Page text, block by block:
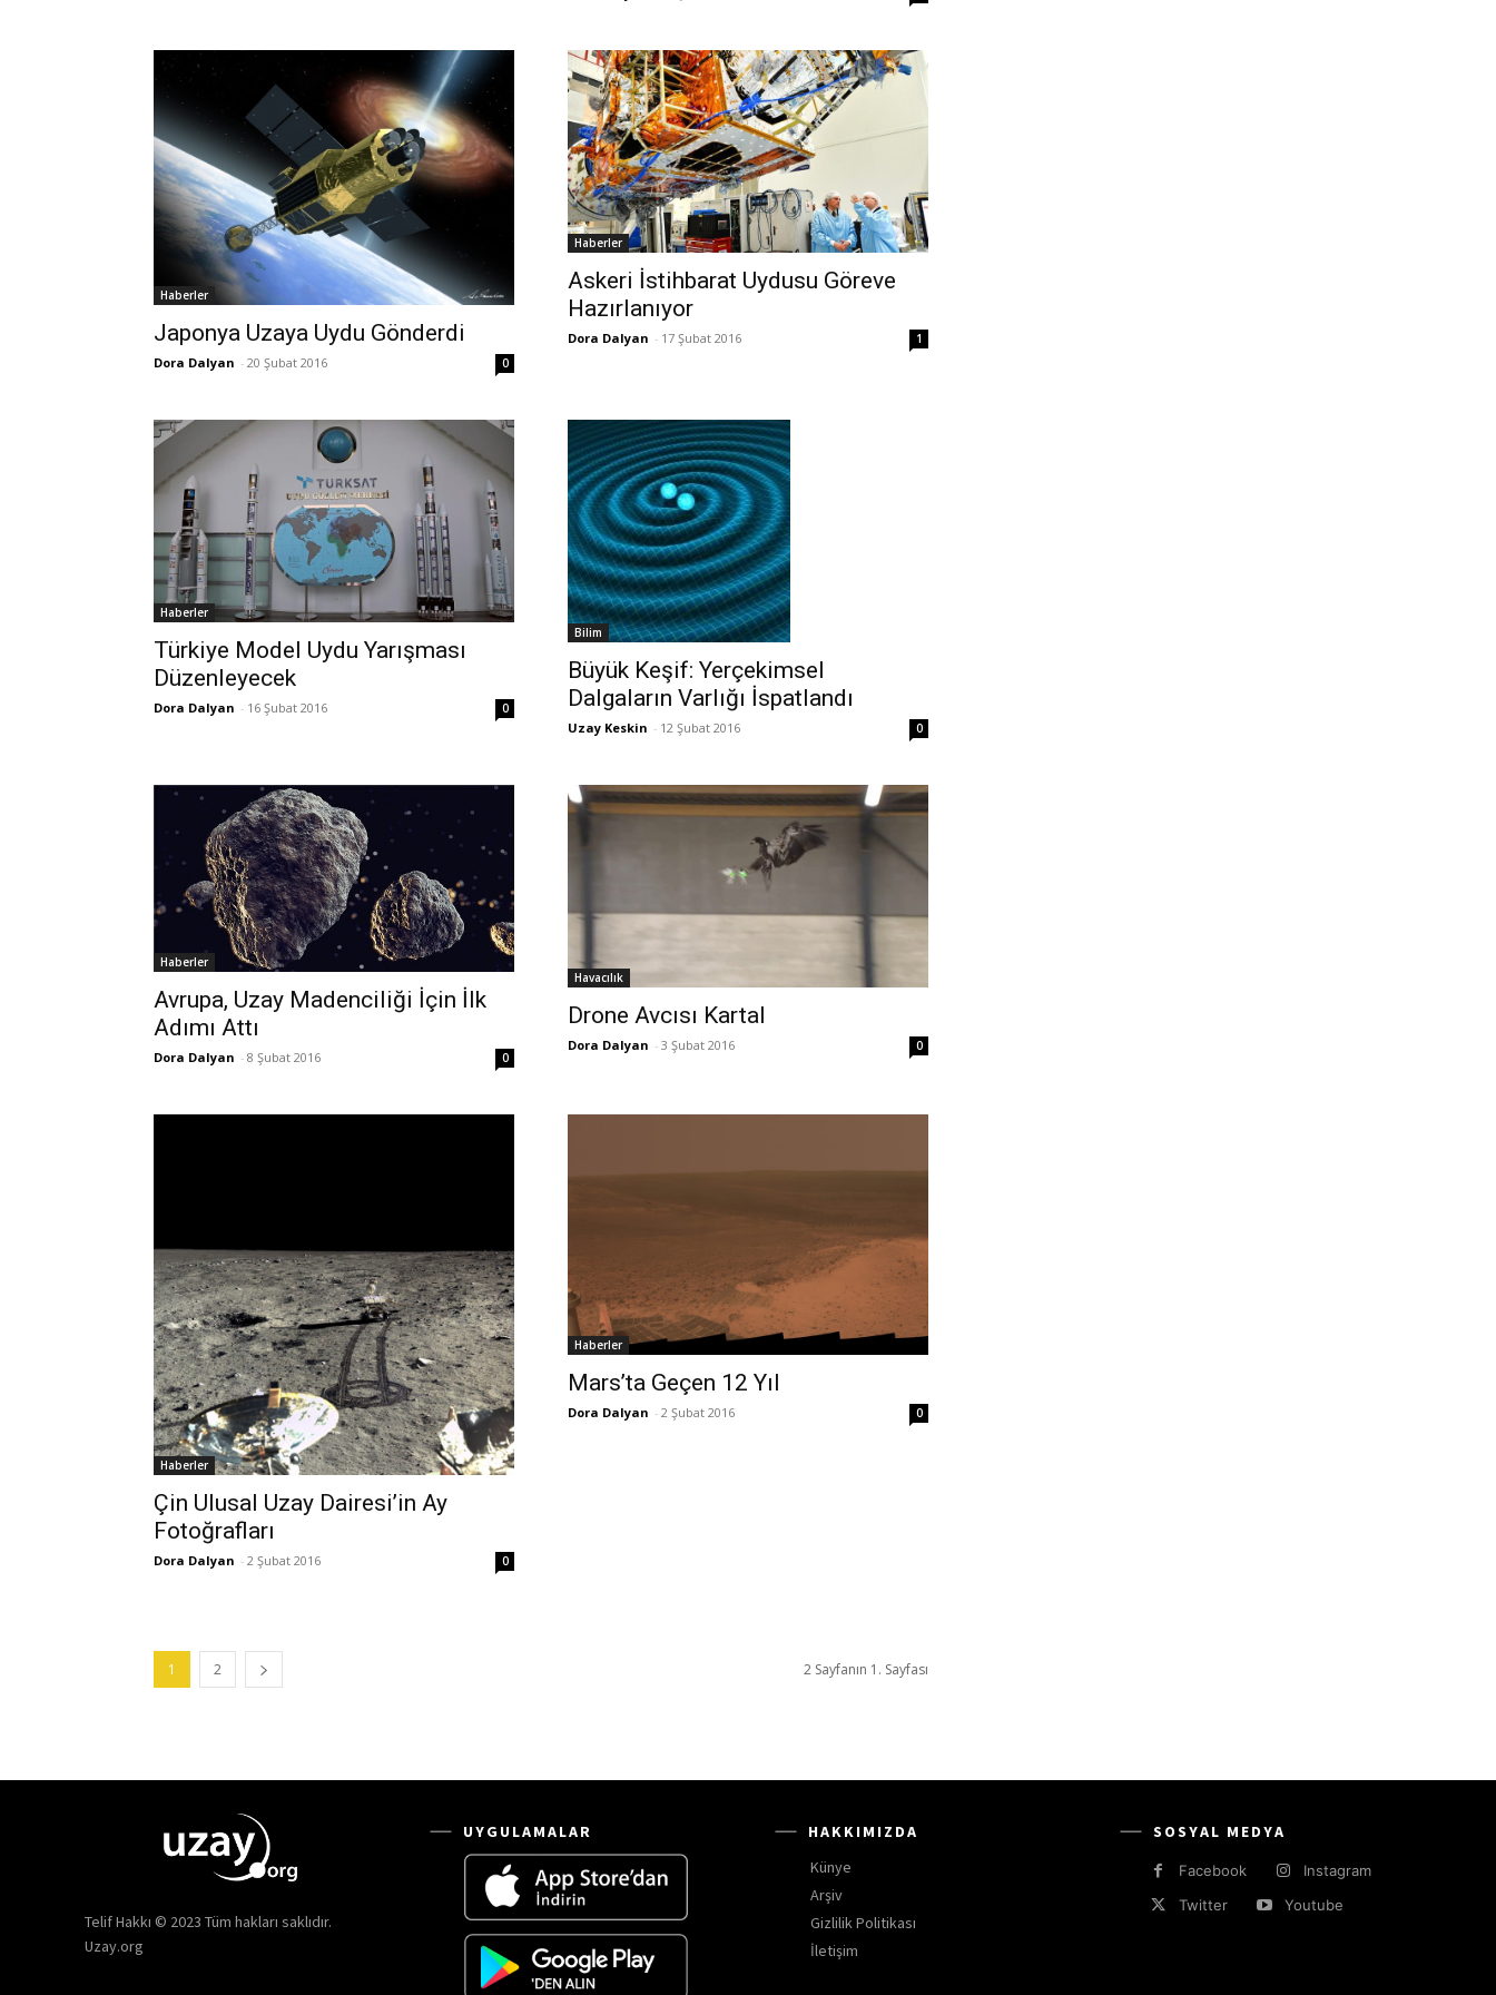
Haberler
Japonya Uzaya Uydu Gönderdi
Dora Dalyan - 20 Şubat 2016 0
Haberler
Askeri İstihbarat Uydusu Göreve
Hazırlanıyor
Dora Dalyan - 17 Şubat 2016 1
Haberler
Türkiye Model Uydu Yarışması
Düzenleyecek
Dora Dalyan - 16 Şubat 2016 0
Bilim
Büyük Keşif: Yerçekimsel
Dalgaların Varlığı İspatlandı
Uzay Keskin - 12 Şubat 2016 0
Haberler
Avrupa, Uzay Madenciliği İçin İlk
Adımı Attı
Dora Dalyan - 8 Şubat 2016 0
Havacılık
Drone Avcısı Kartal
Dora Dalyan - 3 Şubat 2016 0
Haberler
Çin Ulusal Uzay Dairesi’in Ay
Fotoğrafları
Dora Dalyan - 2 Şubat 2016 0
Haberler
Mars’ta Geçen 12 Yıl
Dora Dalyan - 2 Şubat 2016 0
1 2 2 Sayfanın 1. Sayfası
Telif Hakkı © 2023 Tüm hakları saklıdır.
Uzay.org
UYGULAMALAR
HAKKIMIZDA
Künye
Arşiv
Gizlilik Politikası
İletişim
SOSYAL MEDYA
Facebook
Instagram
Twitter
Youtube